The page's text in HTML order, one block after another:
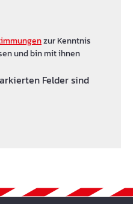
zur Kenntnis
und bin mit ihnen
Felder sind